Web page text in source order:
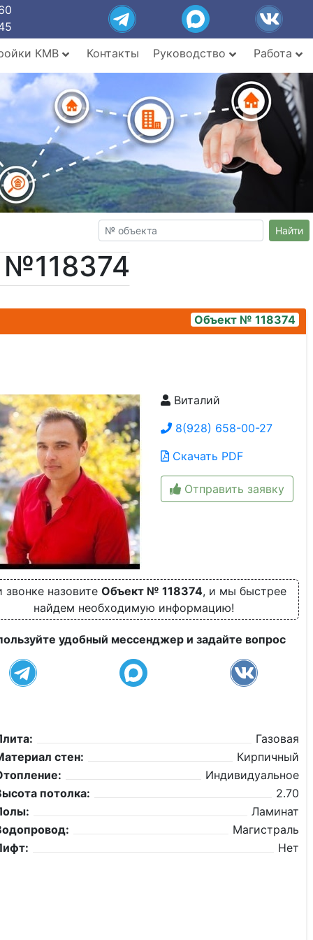
КМВ
Контакты Руководство Работа
Найти
Объект № 118374
img_20241107_131809Виталий
8(928) 658-00-27
Скачать PDF
Отправить заявку
звонке назовите Объект № 118374, и мы быстрее
найдем необходимую информацию!
удобный мессенджер и задайте вопрос
Газовая
стен:
Кирпичный
Индивидуальное
потолка:
2.70
Ламинат
Магистраль
Нет